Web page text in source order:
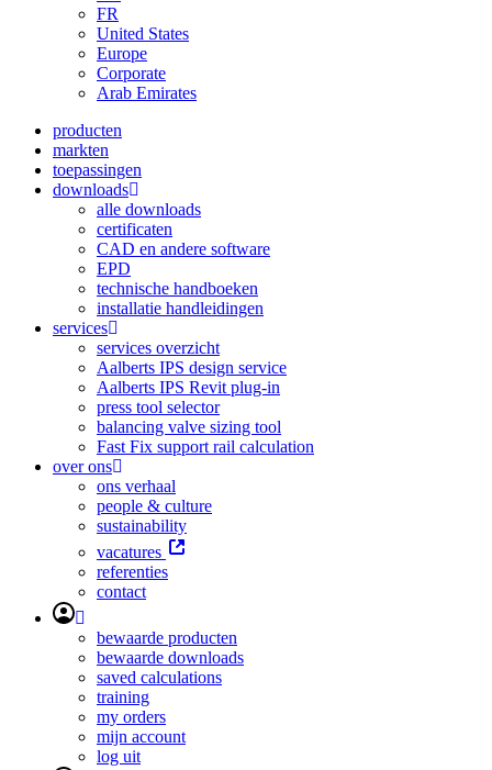
FR
United States
Europe
Corporate
Arab Emirates
producten
markten
toepassingen
downloads
alle downloads
certificaten
CAD en andere software
EPD
technische handboeken
installatie handleidingen
services
services overzicht
Aalberts IPS design service
Aalberts IPS Revit plug-in
press tool selector
balancing valve sizing tool
Fast Fix support rail calculation
over ons
ons verhaal
people & culture
sustainability
vacatures
referenties
contact
bewaarde producten
bewaarde downloads
saved calculations
training
my orders
mijn account
log uit